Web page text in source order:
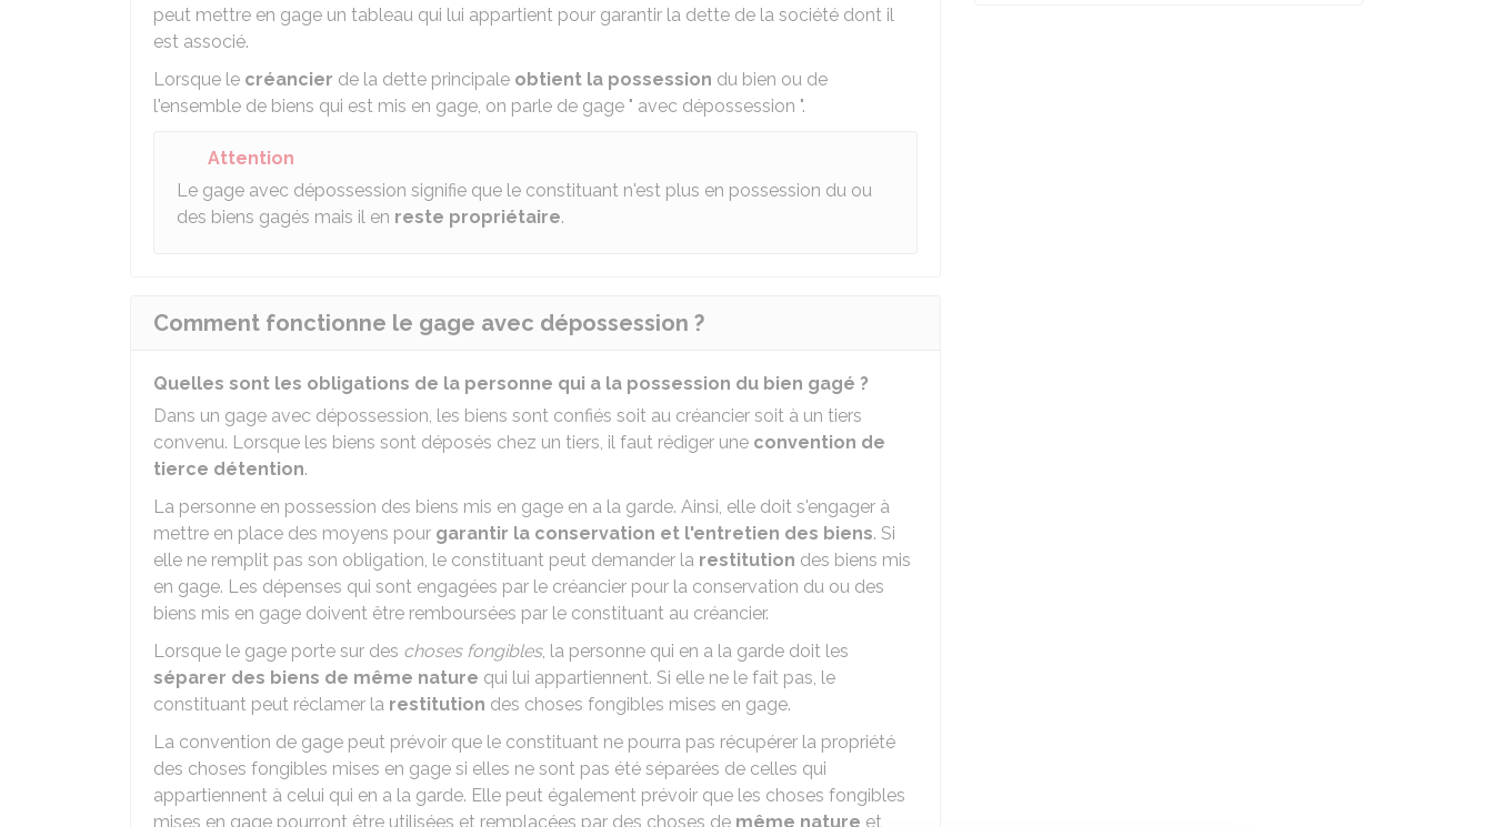
peut mettre en gage un tableau qui lui appartient pour garantir la dette de la société dont il
est associé.
Lorsque le créancier de la dette principale obtient la possession du bien ou de
l'ensemble de biens qui est mis en gage, on parle de gage " avec dépossession ".
Attention
Le gage avec dépossession signifie que le constituant n'est plus en possession du ou
des biens gagés mais il en reste propriétaire.
Comment fonctionne le gage avec dépossession ?
Quelles sont les obligations de la personne qui a la possession du bien gagé ?
Dans un gage avec dépossession, les biens sont confiés soit au créancier soit à un tiers
convenu. Lorsque les biens sont déposés chez un tiers, il faut rédiger une convention de
tierce détention.
La personne en possession des biens mis en gage en a la garde. Ainsi, elle doit s'engager à
mettre en place des moyens pour garantir la conservation et l'entretien des biens. Si
elle ne remplit pas son obligation, le constituant peut demander la restitution des biens mis
en gage. Les dépenses qui sont engagées par le créancier pour la conservation du ou des
biens mis en gage doivent être remboursées par le constituant au créancier.
Lorsque le gage porte sur des choses fongibles, la personne qui en a la garde doit les
séparer des biens de même nature qui lui appartiennent. Si elle ne le fait pas, le
constituant peut réclamer la restitution des choses fongibles mises en gage.
La convention de gage peut prévoir que le constituant ne pourra pas récupérer la propriété
des choses fongibles mises en gage si elles ne sont pas été séparées de celles qui
appartiennent à celui qui en a la garde. Elle peut également prévoir que les choses fongibles
mises en gage pourront être utilisées et remplacées par des choses de même nature et